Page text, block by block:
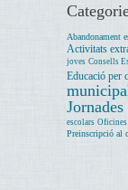
Abandonament
Activitats
joves Consells
Educació per
escolars
Preinscripció al